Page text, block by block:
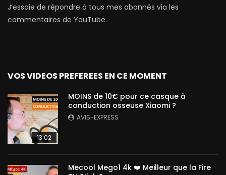
J’essaie de répondre à tous mes abonnés via les
commentaires de YouTube.
VOS VIDEOS PREFEREES EN CE MOMENT
13:02
MOINS de 10€ pour ce casque à
conduction osseuse Xiaomi ?
AVIS-EXPRESS
Mecool Mego1 4k ❤️ Meilleur que la Fire